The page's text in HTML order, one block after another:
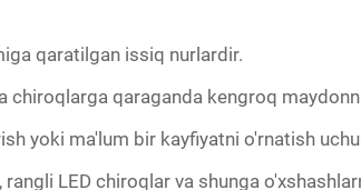
qaratilgan issiq nurlardir.
qaraganda kengroq
yoki ma'lum bir kayfiyatni o'rnatish
LED chiroqlar va shunga